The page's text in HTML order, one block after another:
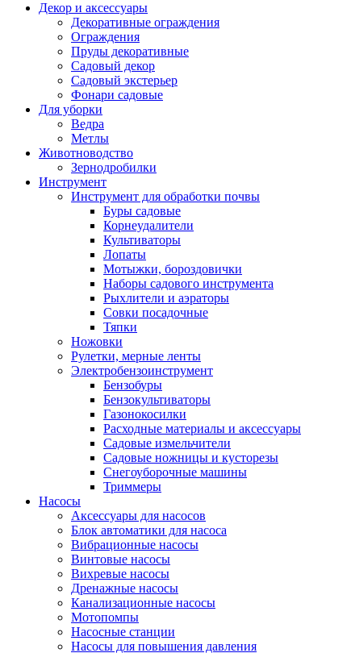
Декор и аксессуары
Декоративные ограждения
Ограждения
Пруды декоративные
Садовый декор
Садовый экстерьер
Фонари садовые
Для уборки
Ведра
Метлы
Животноводство
Зернодробилки
Инструмент
Инструмент для обработки почвы
Буры садовые
Корнеудалители
Культиваторы
Лопаты
Мотыжки, бороздовички
Наборы садового инструмента
Рыхлители и аэраторы
Совки посадочные
Тяпки
Ножовки
Рулетки, мерные ленты
Электробензоинструмент
Бензобуры
Бензокультиваторы
Газонокосилки
Расходные материалы и аксессуары
Садовые измельчители
Садовые ножницы и кусторезы
Снегоуборочные машины
Триммеры
Насосы
Аксессуары для насосов
Блок автоматики для насоса
Вибрационные насосы
Винтовые насосы
Вихревые насосы
Дренажные насосы
Канализационные насосы
Мотопомпы
Насосные станции
Насосы для повышения давления